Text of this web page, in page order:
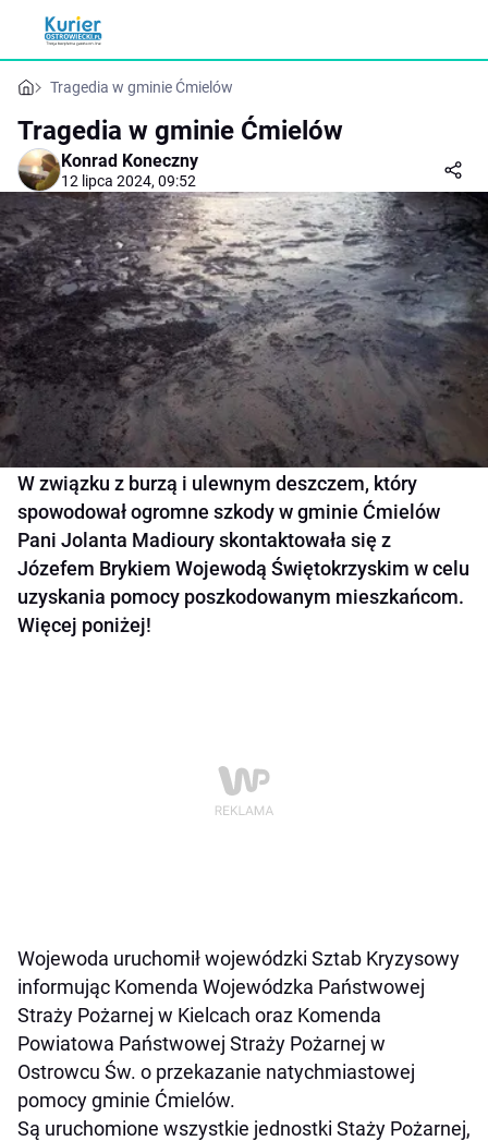
Tragedia w gminie Ćmielów
Tragedia w gminie Ćmielów
Konrad Koneczny
12 lipca 2024, 09:52
W związku z burzą i ulewnym deszczem, który
spowodował ogromne szkody w gminie Ćmielów
Pani Jolanta Madioury skontaktowała się z
Józefem Brykiem Wojewodą Świętokrzyskim w celu
uzyskania pomocy poszkodowanym mieszkańcom.
Więcej poniżej!
Wojewoda uruchomił wojewódzki Sztab Kryzysowy
informując Komenda Wojewódzka Państwowej
Straży Pożarnej w Kielcach oraz Komenda
Powiatowa Państwowej Straży Pożarnej w
Ostrowcu Św. o przekazanie natychmiastowej
pomocy gminie Ćmielów.
Są uruchomione wszystkie jednostki Staży Pożarnej,